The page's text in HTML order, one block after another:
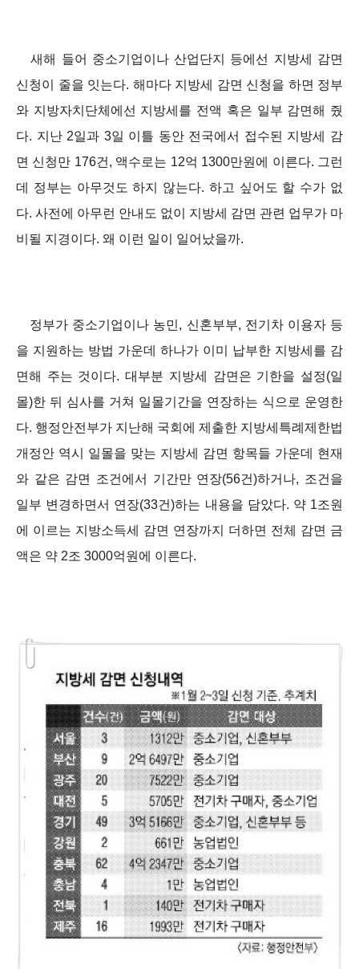
새해 들어 중소기업이나 산업단지 등에선 지방세 감면
신청이 줄을 잇는다. 해마다 지방세 감면 신청을 하면 정부
와 지방자치단체에선 지방세를 전액 혹은 일부 감면해 줬
다. 지난 2일과 3일 이틀 동안 전국에서 접수된 지방세 감
면 신청만 176건, 액수로는 12억 1300만원에 이른다. 그런
데 정부는 아무것도 하지 않는다. 하고 싶어도 할 수가 없
다. 사전에 아무런 안내도 없이 지방세 감면 관련 업무가 마
비될 지경이다. 왜 이런 일이 일어났을까.
정부가 중소기업이나 농민, 신혼부부, 전기차 이용자 등
을 지원하는 방법 가운데 하나가 이미 납부한 지방세를 감
면해 주는 것이다. 대부분 지방세 감면은 기한을 설정(일
몰)한 뒤 심사를 거쳐 일몰기간을 연장하는 식으로 운영한
다. 행정안전부가 지난해 국회에 제출한 지방세특례제한법
개정안 역시 일몰을 맞는 지방세 감면 항목들 가운데 현재
와 같은 감면 조건에서 기간만 연장(56건)하거나, 조건을
일부 변경하면서 연장(33건)하는 내용을 담았다. 약 1조원
에 이르는 지방소득세 감면 연장까지 더하면 전체 감면 금
액은 약 2조 3000억원에 이른다.